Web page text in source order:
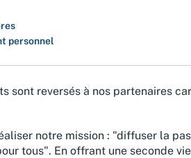
personnel
sont reversés à nos partenaires
notre mission : "diffuser la
tous". En offrant une seconde